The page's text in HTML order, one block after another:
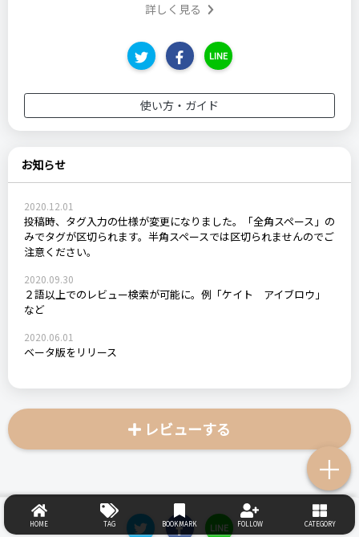
＋
詳しく見る
LINE
使い方・ガイド
お知らせ
2020.12.01
投稿時、タグ入力の仕様が変更になりました。「全角スペース」の
みでタグが区切られます。半角スペースでは区切られませんのでご
注意ください。
2020.09.30
２語以上でのレビュー検索が可能に。例「ケイト アイブロウ」
など
2020.06.01
ベータ版をリリース
レビューする
LINE
HOME TAG BOOKMARK FOLLOW CATEGORY